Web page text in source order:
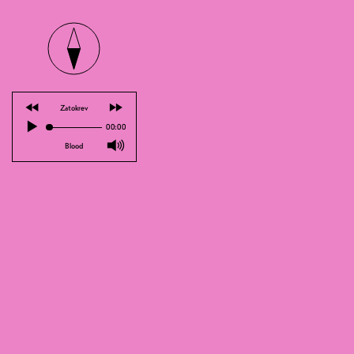
⏪ Zatokrev
⏩
▶
00:00
Blood 🔊
FOR FANS OF: JUNGLE
Was passiert in 10 Jahren? Man
ausgetanzte Jubiläum von
Jubiläum mit ihnen zu feiern! Um
Djafaar und ihrem mitreissenden